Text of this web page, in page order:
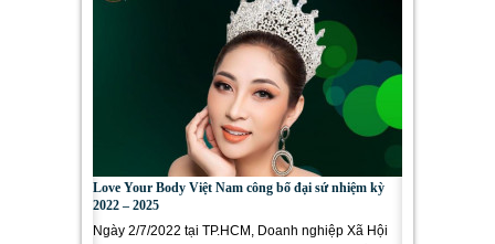
Love Your Body Việt Nam công bố đại sứ nhiệm kỳ
2022 – 2025
Ngày 2/7/2022 tại TP.HCM, Doanh nghiệp Xã Hội